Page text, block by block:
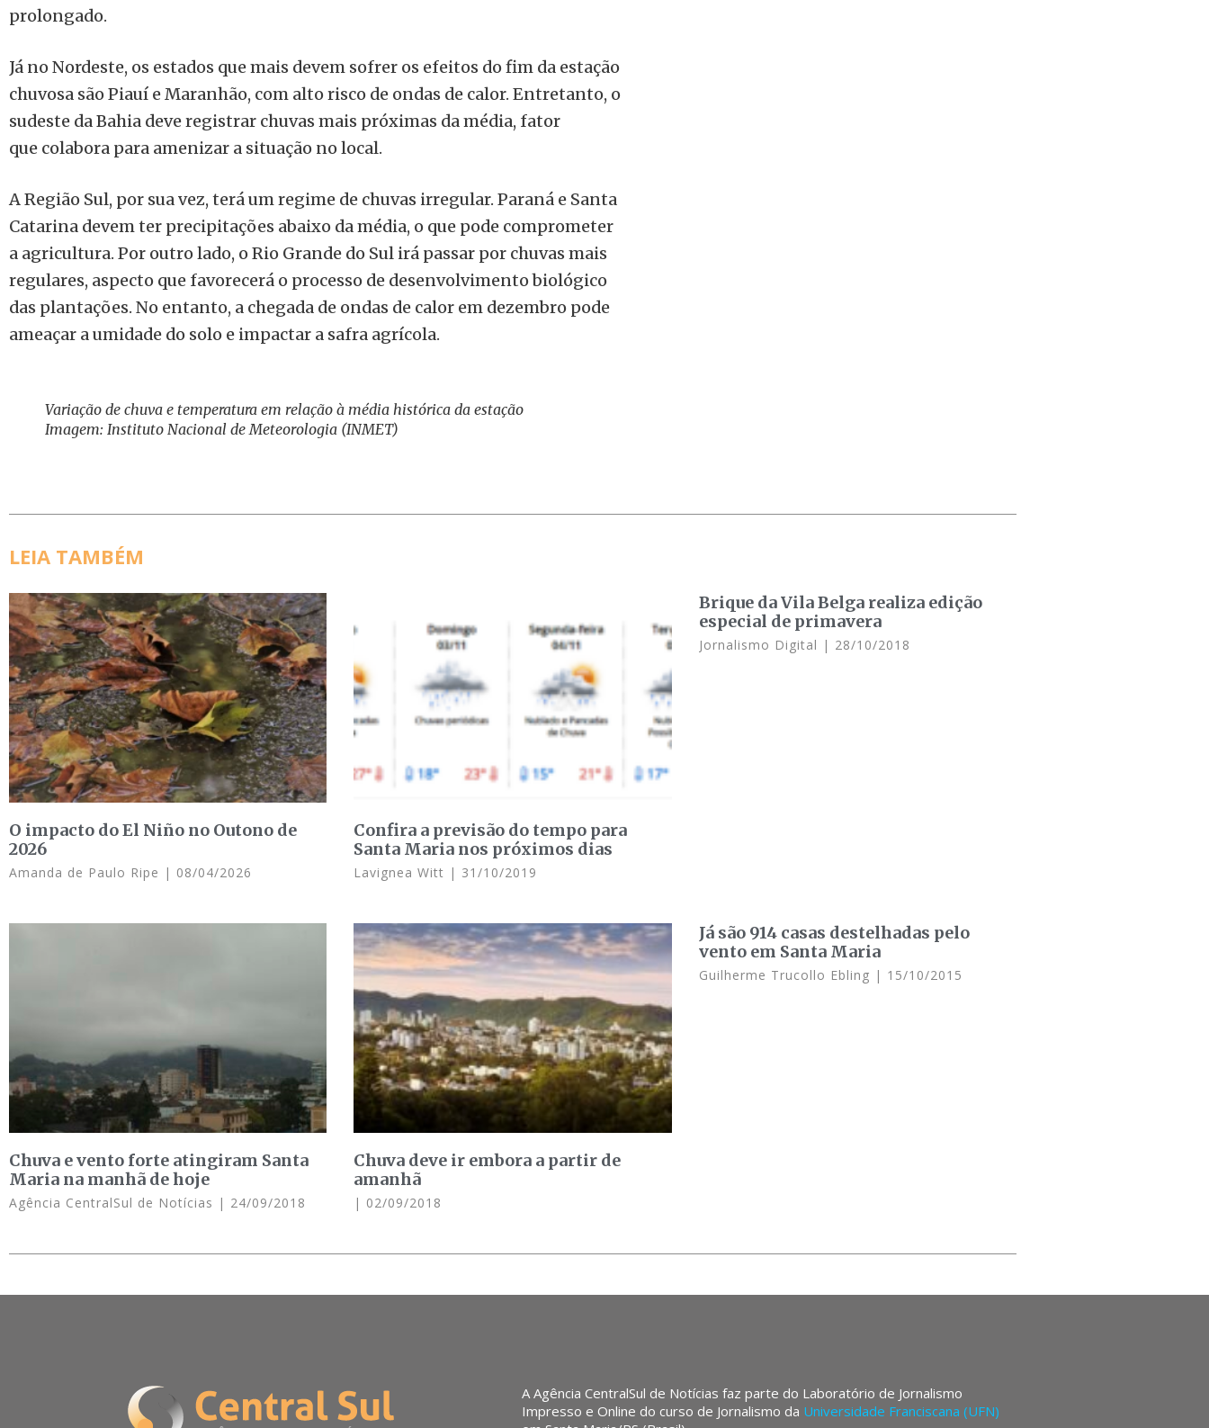
prolongado.
Já no Nordeste, os estados que mais devem sofrer os efeitos do fim da estação
chuvosa são Piauí e Maranhão, com alto risco de ondas de calor. Entretanto, o
sudeste da Bahia deve registrar chuvas mais próximas da média, fator
que colabora para amenizar a situação no local.
A Região Sul, por sua vez, terá um regime de chuvas irregular. Paraná e Santa
Catarina devem ter precipitações abaixo da média, o que pode comprometer
a agricultura. Por outro lado, o Rio Grande do Sul irá passar por chuvas mais
regulares, aspecto que favorecerá o processo de desenvolvimento biológico
das plantações. No entanto, a chegada de ondas de calor em dezembro pode
ameaçar a umidade do solo e impactar a safra agrícola.
Variação de chuva e temperatura em relação à média histórica da estação
Imagem: Instituto Nacional de Meteorologia (INMET)
LEIA TAMBÉM
O impacto do El Niño no Outono de
2026
Amanda de Paulo Ripe 08/04/2026
Confira a previsão do tempo para
Santa Maria nos próximos dias
Lavignea Witt 31/10/2019
Brique da Vila Belga realiza edição
especial de primavera
Jornalismo Digital 28/10/2018
Chuva e vento forte atingiram Santa
Maria na manhã de hoje
Agência CentralSul de Notícias 24/09/2018
Chuva deve ir embora a partir de
amanhã
02/09/2018
Já são 914 casas destelhadas pelo
vento em Santa Maria
Guilherme Trucollo Ebling 15/10/2015
A Agência CentralSul de Notícias faz parte do Laboratório de Jornalismo
Impresso e Online do curso de Jornalismo da Universidade Franciscana (UFN)